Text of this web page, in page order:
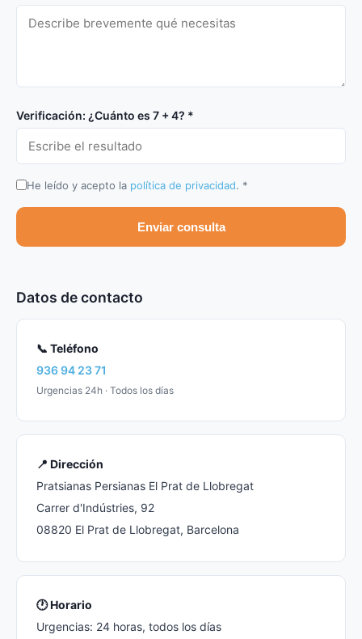
Verificación: ¿Cuánto es 7 + 4? *
He leído y acepto la política de privacidad. *
Enviar consulta
Datos de contacto
📞 Teléfono
936 94 23 71
Urgencias 24h · Todos los días
📍 Dirección
Pratsianas Persianas El Prat de Llobregat
Carrer d'Indústries, 92
08820 El Prat de Llobregat, Barcelona
🕐 Horario
Urgencias: 24 horas, todos los días